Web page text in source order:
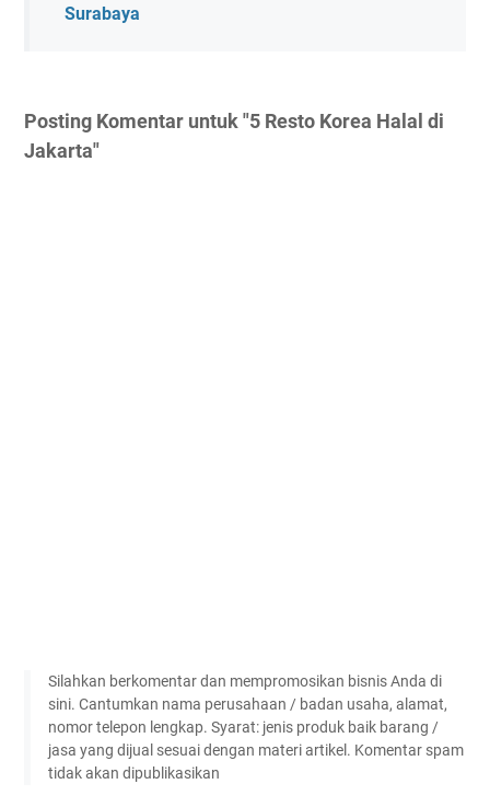
Surabaya
Posting Komentar untuk "5 Resto Korea Halal di
Jakarta"
Silahkan berkomentar dan mempromosikan bisnis Anda di
sini. Cantumkan nama perusahaan / badan usaha, alamat,
nomor telepon lengkap. Syarat: jenis produk baik barang /
jasa yang dijual sesuai dengan materi artikel. Komentar spam
tidak akan dipublikasikan